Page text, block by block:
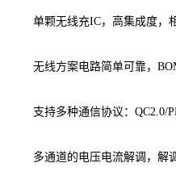
单颗无线充IC，高集成度，相
无线方案电路简单可靠，
支持多种通信协议：QC2.0/
多通道的电压电流解调，解调